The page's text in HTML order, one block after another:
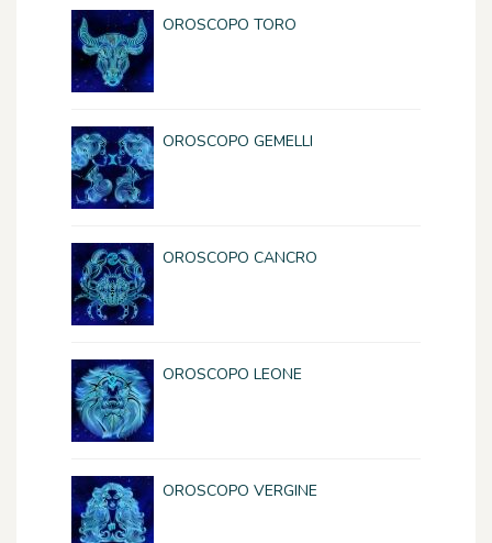
OROSCOPO TORO
OROSCOPO GEMELLI
OROSCOPO CANCRO
OROSCOPO LEONE
OROSCOPO VERGINE